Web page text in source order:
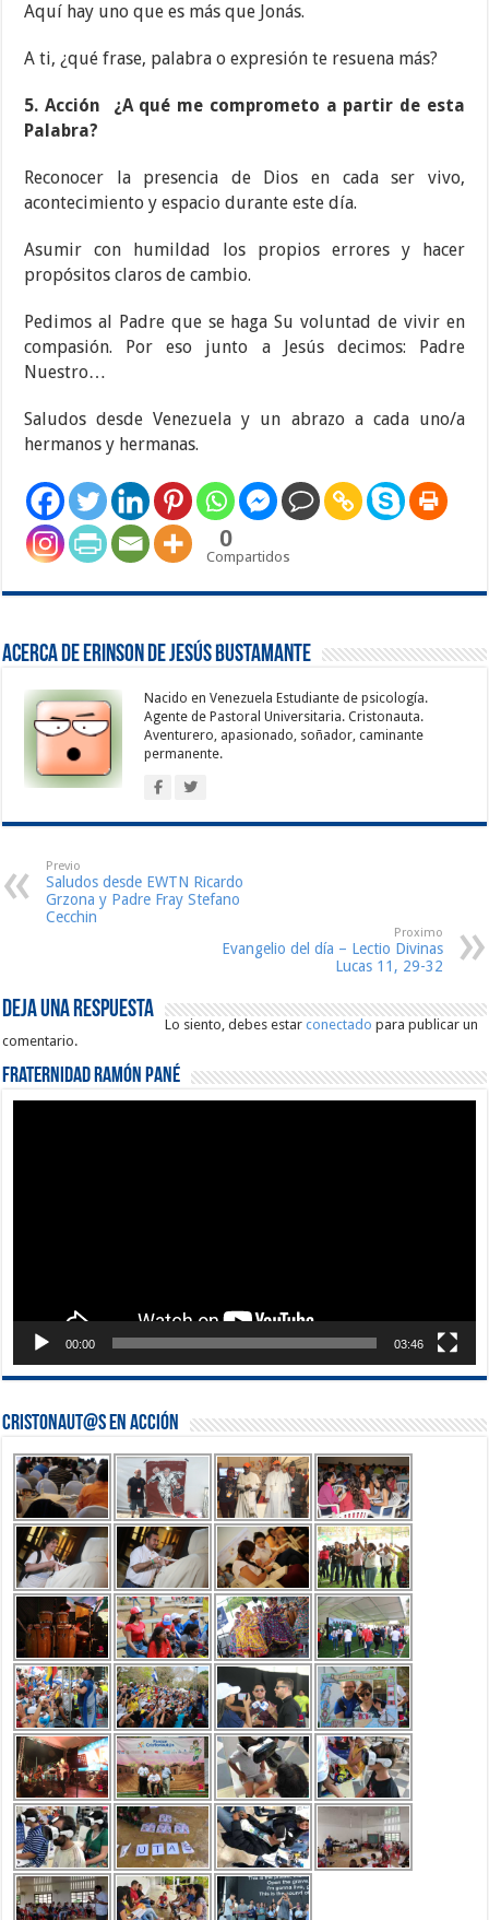
Aquí hay uno que es más que Jonás.
A ti, ¿qué frase, palabra o expresión te resuena más?
5. Acción ¿A qué me comprometo a partir de esta
Palabra?
Reconocer la presencia de Dios en cada ser vivo,
acontecimiento y espacio durante este día.
Asumir con humildad los propios errores y hacer
propósitos claros de cambio.
Pedimos al Padre que se haga Su voluntad de vivir en
compasión. Por eso junto a Jesús decimos: Padre
Nuestro…
Saludos desde Venezuela y un abrazo a cada uno/a
hermanos y hermanas.
0
Compartidos
Acerca de Erinson de Jesús Bustamante
Nacido en Venezuela Estudiante de psicología.
Agente de Pastoral Universitaria. Cristonauta.
Aventurero, apasionado, soñador, caminante
permanente.
Previo
Saludos desde EWTN Ricardo
Grzona y Padre Fray Stefano
Cecchin
Proximo
Evangelio del día – Lectio Divinas
Lucas 11, 29-32
Deja una respuesta
Lo siento, debes estarconectado para publicar un
comentario.
Fraternidad Ramón Pané
00:00 03:46
Cristonaut@s en Acción